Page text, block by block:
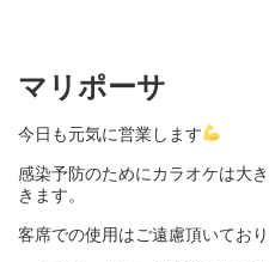
マリポーサ
今日も元気に営業します
感染予防のためにカラオケは大
きます。
客席での使用はご遠慮頂いており